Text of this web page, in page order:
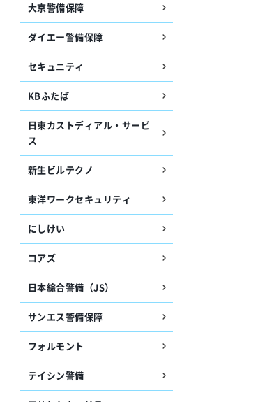
大京警備保障
ダイエー警備保障
セキュニティ
KBふたば
日東カストディアル・サービ
ス
新生ビルテクノ
東洋ワークセキュリティ
にしけい
コアズ
日本綜合警備（JS）
サンエス警備保障
フォルモント
テイシン警備